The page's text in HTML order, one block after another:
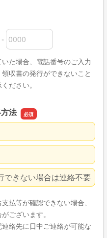
-
た場合、電話番号のご入力
収書の発行ができないこと
ださい。
法
できない場合は連絡不要
払等が確認できない場合、
ございます。
絡先に日中ご連絡が可能な